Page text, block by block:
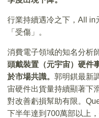
行業持續遇冷之下，All in
「受傷」。
消費電子領域的知名分析
頭戴裝置（元宇宙）硬件
於市場共識。 郭明錤最新
宙硬件出貨量持續顯著下
對改善虧損幫助有限。
下半年達到700萬部以上